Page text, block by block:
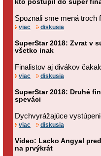
kto postúpil do super
Spoznali sme mená troch
viac diskusia
SuperStar 2018: Zvrat v
všetko inak
Finalistov aj divákov
viac diskusia
SuperStar 2018: Druhé
speváci
Dychvyrážajúce
viac diskusia
Video: Lacko Angyal
na prvýkrát